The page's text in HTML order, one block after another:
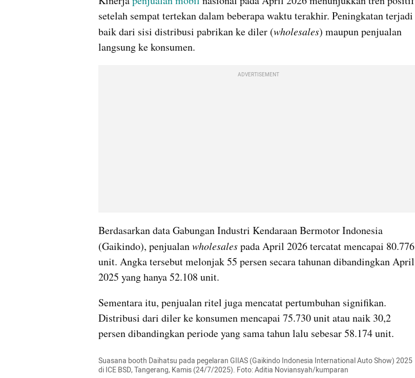
setelah sempat tertekan dalam beberapa waktu terakhir. Peningkatan terjadi
baik dari sisi distribusi pabrikan ke diler (wholesales) maupun penjualan
langsung ke konsumen.
ADVERTISEMENT
Berdasarkan data Gabungan Industri Kendaraan Bermotor Indonesia
(Gaikindo), penjualan wholesales pada April 2026 tercatat mencapai 80.776
unit. Angka tersebut melonjak 55 persen secara tahunan dibandingkan April
2025 yang hanya 52.108 unit.
Sementara itu, penjualan ritel juga mencatat pertumbuhan signifikan.
Distribusi dari diler ke konsumen mencapai 75.730 unit atau naik 30,2
persen dibandingkan periode yang sama tahun lalu sebesar 58.174 unit.
Suasana booth Daihatsu pada pegelaran GIIAS (Gaikindo Indonesia International Auto Show) 2025
di ICE BSD, Tangerang, Kamis (24/7/2025). Foto: Aditia Noviansyah/kumparan